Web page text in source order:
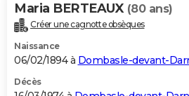
Maria BERTEAUX (80 ans)
Créer une cagnotte obsèques
Naissance
06/02/1894 à Dombasle-devant-
Décès